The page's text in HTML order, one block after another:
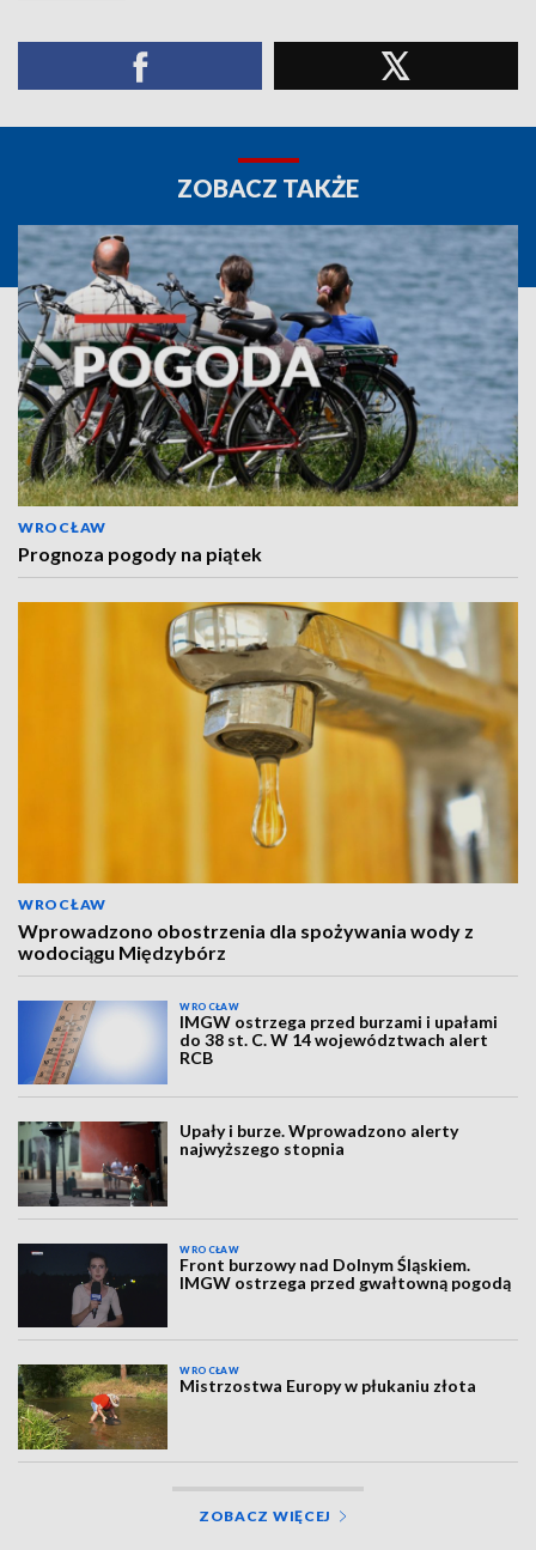
ZOBACZ TAKŻE
WROCŁAW
Prognoza pogody na piątek
WROCŁAW
Wprowadzono obostrzenia dla spożywania wody z
wodociągu Międzybórz
WROCŁAW
IMGW ostrzega przed burzami i upałami
do 38 st. C. W 14 województwach alert
RCB
Upały i burze. Wprowadzono alerty
najwyższego stopnia
WROCŁAW
Front burzowy nad Dolnym Śląskiem.
IMGW ostrzega przed gwałtowną pogodą
WROCŁAW
Mistrzostwa Europy w płukaniu złota
ZOBACZ WIĘCEJ